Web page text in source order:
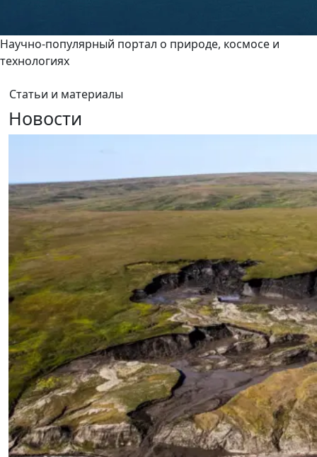
Научно-популярный портал о природе, космосе и
технологиях
Статьи и материалы
Новости